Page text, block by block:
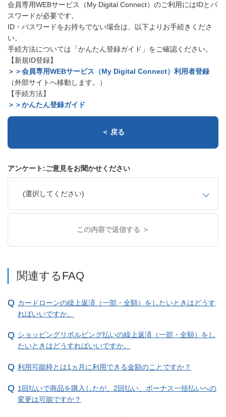
会員専用WEBサービス（My Digital Connect）のご利用にはIDとパ
スワードが必要です。
ID・パスワードをお持ちでない場合は、以下よりお手続きくださ
い。
手続方法については「かんたん登録ガイド」をご確認ください。
【新規ID登録】
＞＞会員専用WEBサービス（My Digital Connect）利用者登録
（外部サイトへ移動します。）
【手続方法】
＞＞かんたん登録ガイド
＜ 戻る
アンケート:ご意見をお聞かせください
(選択してください)
この内容で送信する ＞
関連するFAQ
カードローンの繰上返済（一部・全額）をしたいときはどうす
ればいいですか。
ショッピングリボルビング払いの繰上返済（一部・全額）をし
たいときはどうすればいいですか。
利用可能枠とは1ヵ月に利用できる金額のことですか？
1回払いで商品を購入したが、2回払い、ボーナス一括払いへの
変更は可能ですか？